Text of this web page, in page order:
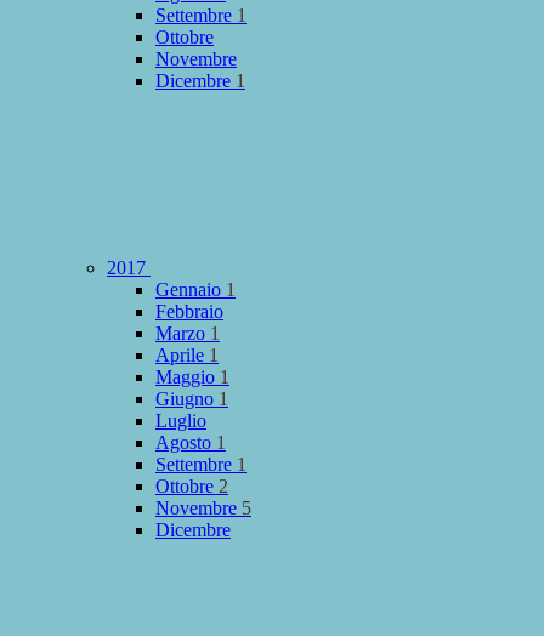
Settembre 1
Ottobre
Novembre
Dicembre 1
2017
Gennaio 1
Febbraio
Marzo 1
Aprile 1
Maggio 1
Giugno 1
Luglio
Agosto 1
Settembre 1
Ottobre 2
Novembre 5
Dicembre